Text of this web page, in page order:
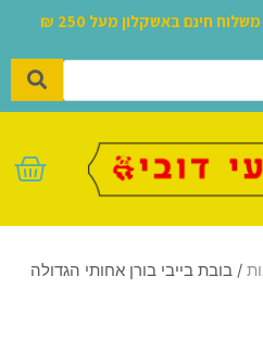
חינם באשקלון מעל 250 ₪
/ בובת בייבי בורן אחותי הגדולה